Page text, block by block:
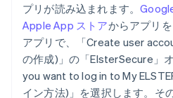
プリが読み込まれます。
Apple App ストアからアプリ
アプリで、「Create user
の作成)」の「ElsterSecure」
you want to log in to My
イン方法)」を選択します。そ